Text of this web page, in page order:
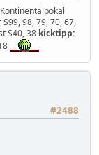
98, 79, 70, 67,
S40, 38 kicktipp:
#2488